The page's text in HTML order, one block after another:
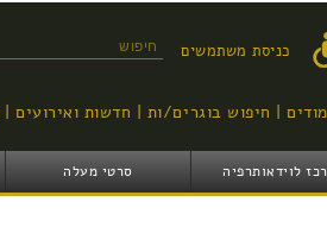
העיקרי
טופס חיפוש כניסת משתמשים
חיפוש בוגרים/ות חדשות ואירועים
לוידאותרפיה סרטי מעלה